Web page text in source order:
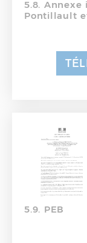
5.8.
Pontillault
5.9. PEB